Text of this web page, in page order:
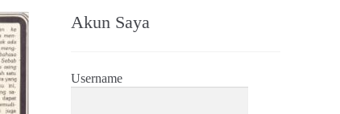
Akun Saya
Username